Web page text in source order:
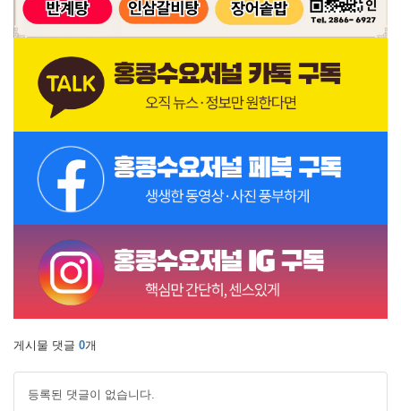
게시물 댓글 0개
등록된 댓글이 없습니다.